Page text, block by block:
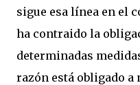
sigue esa línea en el
ha contraido la
determinadas
razón está obligado a